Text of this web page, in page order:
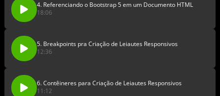
4. Referenciando o Bootstrap 5 em um Documento HTML
18:06
5. Breakpoints pra Criação de Leiautes Responsivos
12:36
6. Contêineres para Criação de Leiautes Responsivos
11:12